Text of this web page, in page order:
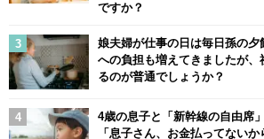
ですか？
娘夫婦が仕事の日は毎日孫の夕
への負担も増えてきましたが、
るのが普通でしょうか？
4歳の息子と「新幹線の自由席
「息子さん、お金払ってない